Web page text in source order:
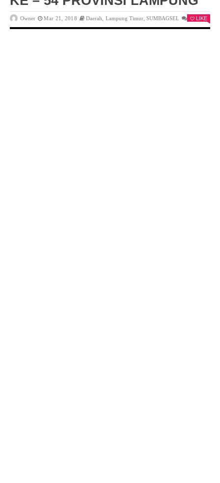
Owner Mar 21, 2018 Daerah Lampung Timur,SUMBAGSEL 0 LIKE